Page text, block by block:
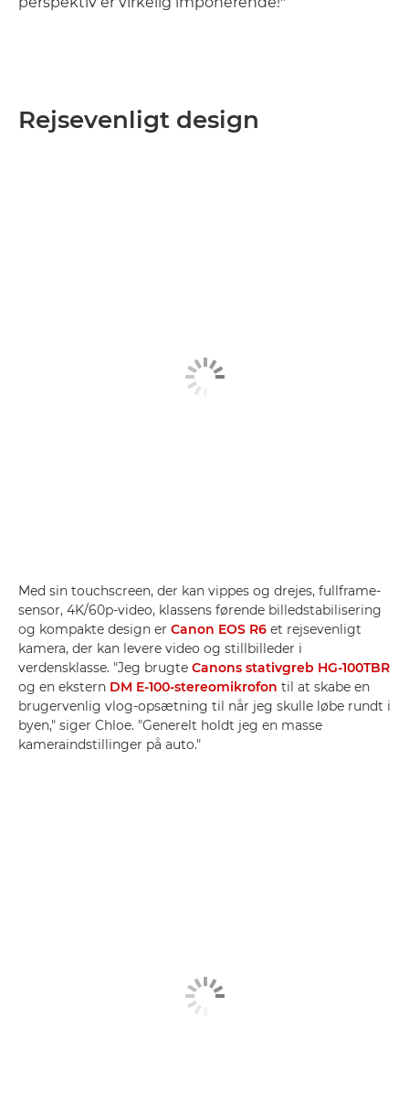
Rejsevenligt design
Med sin touchscreen, der kan vippes og drejes, fullframe-
sensor, 4K/60p-video, klassens førende billedstabilisering
og kompakte design er Canon EOS R6 et rejsevenligt
kamera, der kan levere video og stillbilleder i
verdensklasse. "Jeg brugte Canons stativgreb HG-100TBR
og en ekstern DM E-100-stereomikrofon til at skabe en
brugervenlig vlog-opsætning til når jeg skulle løbe rundt i
byen," siger Chloe. "Generelt holdt jeg en masse
kameraindstillinger på auto."